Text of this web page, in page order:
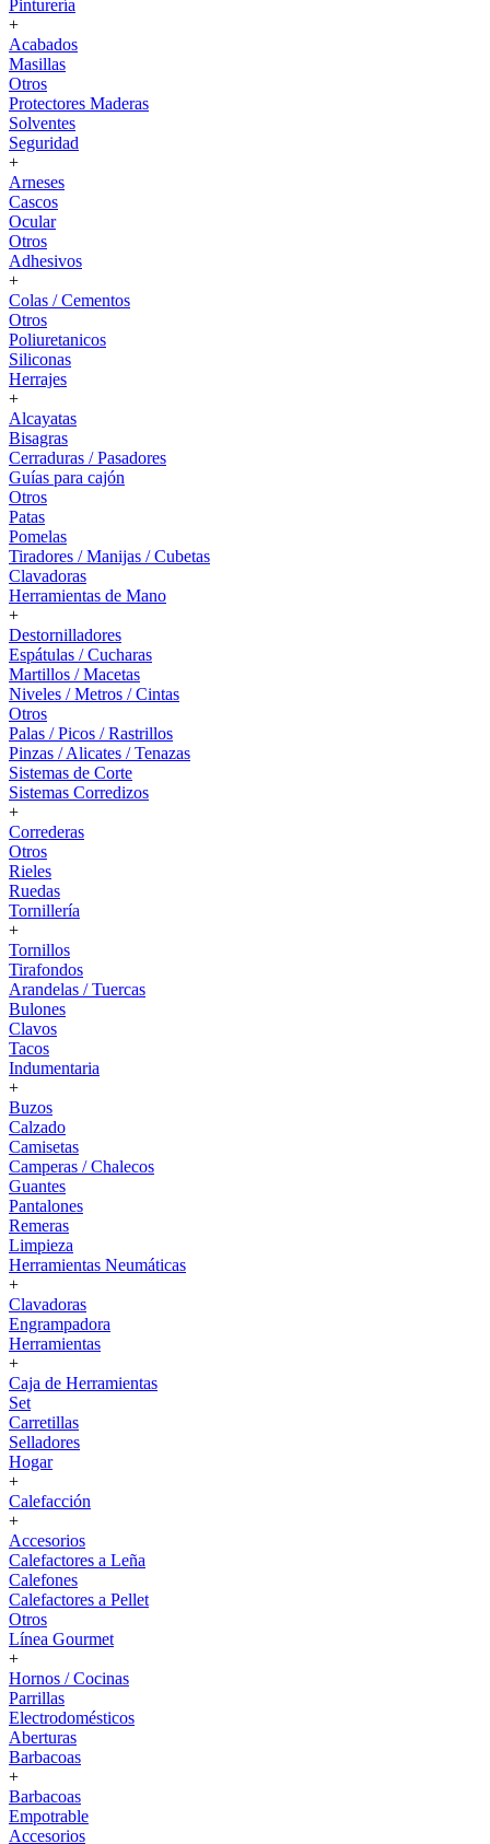
Pinturería
+
Acabados
Masillas
Otros
Protectores Maderas
Solventes
Seguridad
+
Arneses
Cascos
Ocular
Otros
Adhesivos
+
Colas / Cementos
Otros
Poliuretanicos
Siliconas
Herrajes
+
Alcayatas
Bisagras
Cerraduras / Pasadores
Guías para cajón
Otros
Patas
Pomelas
Tiradores / Manijas / Cubetas
Clavadoras
Herramientas de Mano
+
Destornilladores
Espátulas / Cucharas
Martillos / Macetas
Niveles / Metros / Cintas
Otros
Palas / Picos / Rastrillos
Pinzas / Alicates / Tenazas
Sistemas de Corte
Sistemas Corredizos
+
Correderas
Otros
Rieles
Ruedas
Tornillería
+
Tornillos
Tirafondos
Arandelas / Tuercas
Bulones
Clavos
Tacos
Indumentaria
+
Buzos
Calzado
Camisetas
Camperas / Chalecos
Guantes
Pantalones
Remeras
Limpieza
Herramientas Neumáticas
+
Clavadoras
Engrampadora
Herramientas
+
Caja de Herramientas
Set
Carretillas
Selladores
Hogar
+
Calefacción
+
Accesorios
Calefactores a Leña
Calefones
Calefactores a Pellet
Otros
Línea Gourmet
+
Hornos / Cocinas
Parrillas
Electrodomésticos
Aberturas
Barbacoas
+
Barbacoas
Empotrable
Accesorios